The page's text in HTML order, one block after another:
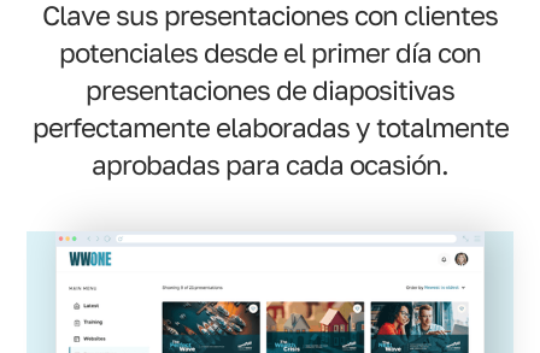
Clave sus presentaciones con clientes
potenciales desde el primer día con
presentaciones de diapositivas
perfectamente elaboradas y totalmente
aprobadas para cada ocasión.